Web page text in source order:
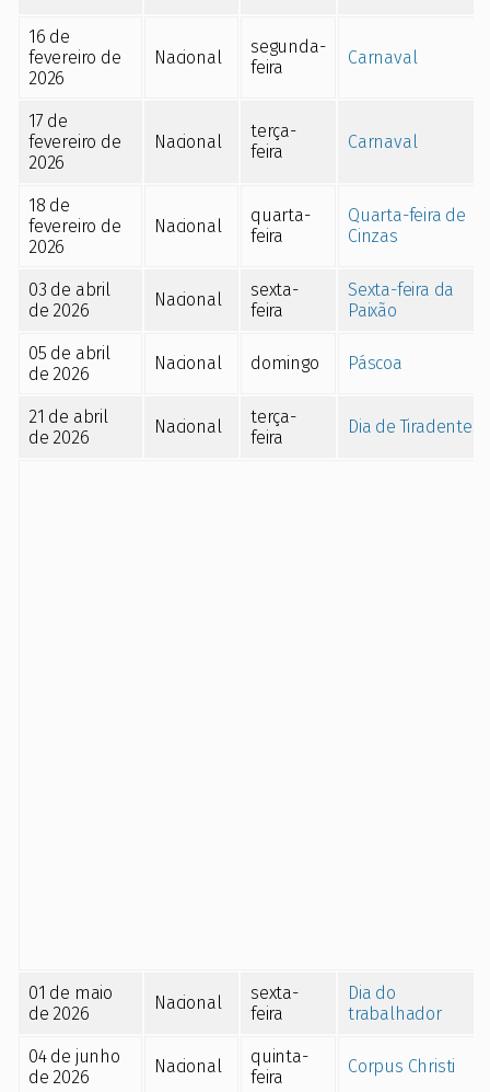
16 de
fevereiro de
2026
Nacional
segunda-
feira
Carnaval
17 de
fevereiro de
2026
Nacional
terça-
feira
Carnaval
18 de
fevereiro de
2026
Nacional
quarta-
feira
Quarta-feira de
Cinzas
03 de abril
de 2026
Nacional
sexta-
feira
Sexta-feira da
Paixão
05 de abril
de 2026
Nacional domingo Páscoa
21 de abril
de 2026
Nacional
terça-
feira
Dia de Tiradentes
01 de maio
de 2026
Nacional
sexta-
feira
Dia do
trabalhador
04 de junho
de 2026
Nacional
quinta-
feira
Corpus Christi